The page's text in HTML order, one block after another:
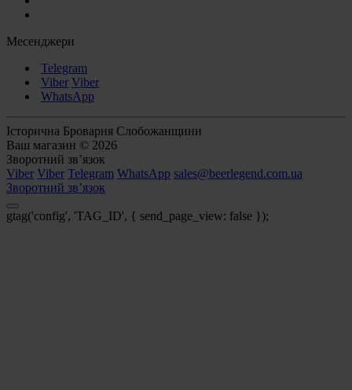
Месенджери
Telegram
Viber Viber
WhatsApp
Історична Броварня Слобожанщини
Ваш магазин © 2026
Зворотний зв’язок
Viber Viber Telegram WhatsApp sales@beerlegend.com.ua
Зворотний зв’язок
gtag('config', 'TAG_ID', { send_page_view: false });